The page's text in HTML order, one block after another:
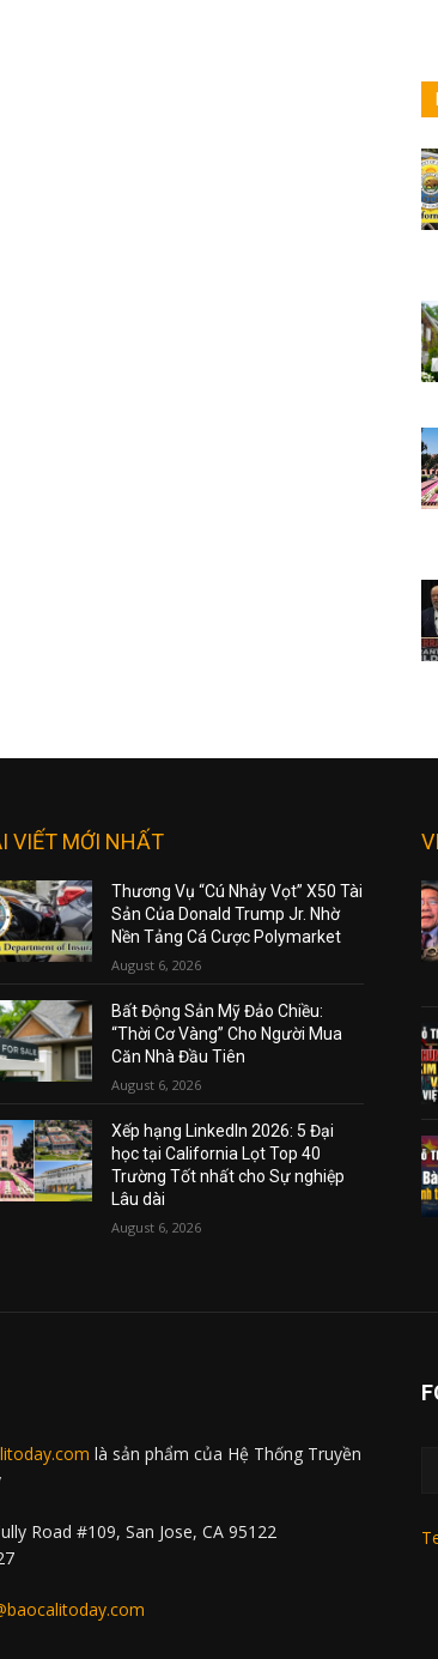
VIẾT MỚI NHẤT
Thương Vụ “Cú Nhảy Vọt” X50 Tài
Sản Của Donald Trump Jr. Nhờ
Nền Tảng Cá Cược Polymarket
August 6, 2026
Bất Động Sản Mỹ Đảo Chiều:
“Thời Cơ Vàng” Cho Người Mua
Căn Nhà Đầu Tiên
August 6, 2026
Xếp hạng LinkedIn 2026: 5 Đại
học tại California Lọt Top 40
Trường Tốt nhất cho Sự nghiệp
Lâu dài
August 6, 2026
là sản phẩm của Hệ Thống Truyền
Road #109, San Jose, CA 95122